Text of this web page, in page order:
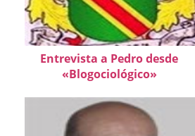
Entrevista a Pedro desde
«Blogociológico»